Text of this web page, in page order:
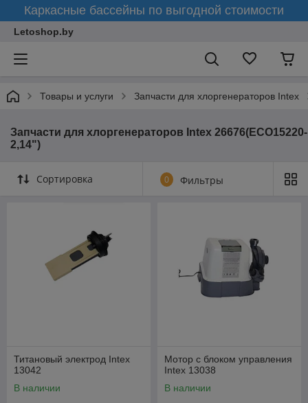
Каркасные бассейны по выгодной стоимости
Letoshop.by
Товары и услуги Запчасти для хлоргенераторов Intex
Запчасти для хлоргенераторов Intex 26676(ECO15220-
2,14")
Сортировка 0 Фильтры
Титановый электрод Intex
13042
В наличии
Мотор с блоком управления
Intex 13038
В наличии